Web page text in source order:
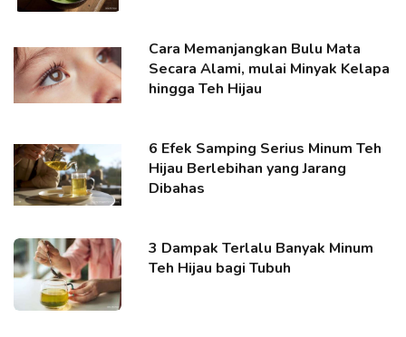
Cara Memanjangkan Bulu Mata
Secara Alami, mulai Minyak Kelapa
hingga Teh Hijau
6 Efek Samping Serius Minum Teh
Hijau Berlebihan yang Jarang
Dibahas
3 Dampak Terlalu Banyak Minum
Teh Hijau bagi Tubuh